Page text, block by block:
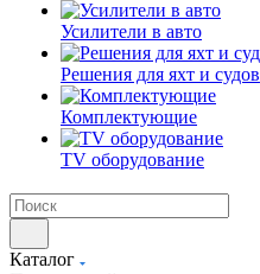
Усилители в авто
Решения для яхт и судов
Комплектующие
TV оборудование
Каталог